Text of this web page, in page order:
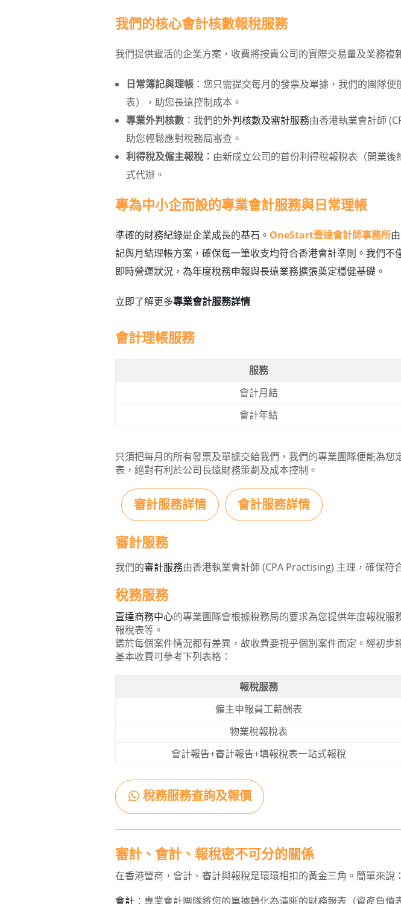
我們的核心會計核數報稅服務
我們提供靈活的企業方案，收費將按貴公司的實際交易量及業務複
日常簿記與理帳 ：您只需提交每月的發票及單據，我們的團隊
表），助您長遠控制成本。
專業外判核數 ：我們的外判核數及審計服務由香港執業會計師
助您輕鬆應對稅務局審查。
利得稅及僱主報稅： 由新成立公司的首份利得稅報稅表（開業
式代辦。
專為中小企而設的專業會計服務與日常理帳
準確的財務紀錄是企業成長的基石。 OneStart壹達會計師事務所
記與月結理帳方案，確保每一筆收支均符合香港會計準則。我們
即時營運狀況，為年度稅務申報與長遠業務擴張奠定穩健基礎。
立即了解更多專業會計服務詳情
會計理帳服務
服務
會計月結
會計年結
只須把每月的所有發票及單據交給我們，我們的專業團隊便能為
表，絕對有利於公司長遠財務策劃及成本控制。
審計服務詳情 會計服務詳情
審計服務
我們的審計服務由香港執業會計師 (CPA Practising) 主理，確保符
稅務服務
壹達商務中心的專業團隊會根據稅務局的要求為您提供年度報稅
報稅表等。
鑑於每個案件情況都有差異，故收費要視乎個別案件而定。經初
基本收費可參考下列表格：
報稅服務
僱主申報員工薪酬表
物業稅報稅表
會計報告+審計報告+填報稅表一站式報稅
稅務服務查詢及報價
審計、會計、報稅密不可分的關係
在香港營商，會計、審計與報稅是環環相扣的黃金三角。簡單來說：
會計 ：專業會計團隊將您的單據轉化為清晰的財務報表（資產負